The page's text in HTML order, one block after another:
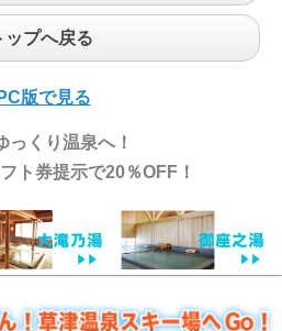
ップへ戻る
版で見る
っくり温泉へ！
ト券提示で20％OFF！